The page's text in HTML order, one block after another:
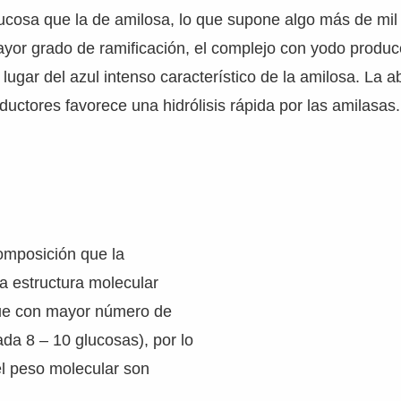
que la de amilosa, lo que supone algo más de
grado de ramificación, el complejo con yodo
del azul intenso característico de la amilosa. La
favorece una hidrólisis rápida por las amilasas.
que la
estructura molecular
con mayor número de
8 – 10 glucosas), por lo
peso molecular son